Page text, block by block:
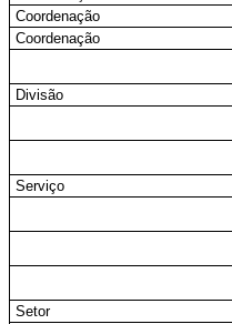
Coordenação
Coordenação
Divisão
Serviço
Setor